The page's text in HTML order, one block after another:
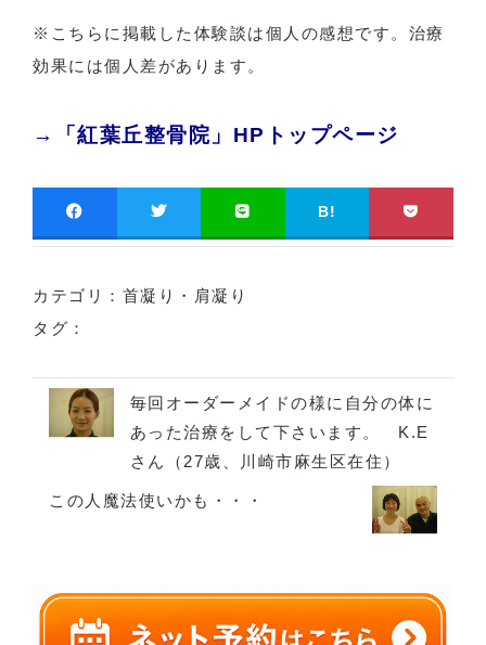
※こちらに掲載した体験談は個人の感想です。治療
効果には個人差があります。
→「紅葉丘整骨院」HPトップページ
B!
カテゴリ： 首凝り・肩凝り
タグ：
毎回オーダーメイドの様に自分の体に
あった治療をして下さいます。 K.E
さん（27歳、川崎市麻生区在住）
この人魔法使いかも・・・